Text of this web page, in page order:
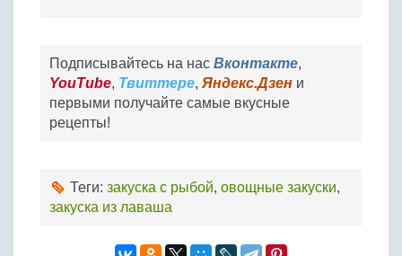
Подписывайтесь на нас Вконтакте,
YouTube, Твиттере, Яндекс.Дзен и
первыми получайте самые вкусные
рецепты!
Теги: закуска с рыбой, овощные закуски,
закуска из лаваша